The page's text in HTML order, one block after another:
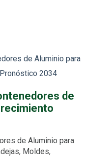
de Aluminio para
2034
de
de Aluminio para
Moldes,